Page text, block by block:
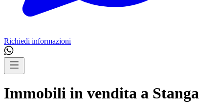
Richiedi informazioni
Immobili in vendita a Stanga